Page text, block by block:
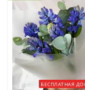
БЕСПЛАТНАЯ